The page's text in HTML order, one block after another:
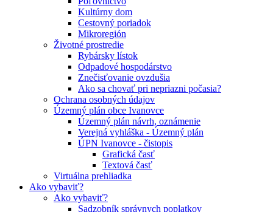
Kultúrny dom
Cestovný poriadok
Mikroregión
Životné prostredie
Rybársky lístok
Odpadové hospodárstvo
Znečisťovanie ovzdušia
Ako sa chovať pri nepriazni počasia?
Ochrana osobných údajov
Územný plán obce Ivanovce
Územný plán návrh, oznámenie
Verejná vyhláška - Územný plán
ÚPN Ivanovce - čistopis
Grafická časť
Textová časť
Virtuálna prehliadka
Ako vybaviť?
Ako vybaviť?
Sadzobník správnych poplatkov